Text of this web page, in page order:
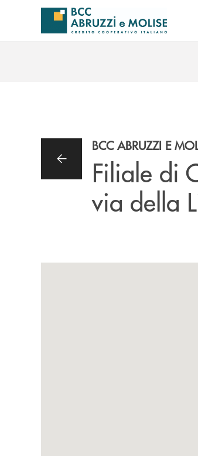
Salta al contenuto principale
BCC ABRUZZI E
Filiale di
via della